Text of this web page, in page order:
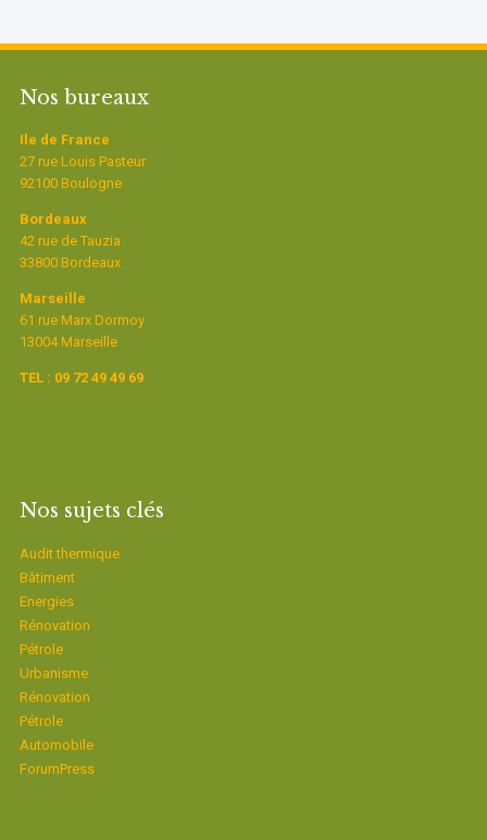
Nos bureaux
Ile de France
27 rue Louis Pasteur
92100 Boulogne
Bordeaux
42 rue de Tauzia
33800 Bordeaux
Marseille
61 rue Marx Dormoy
13004 Marseille
TEL : 09 72 49 49 69
Nos sujets clés
Audit thermique
Bâtiment
Energies
Rénovation
Pétrole
Urbanisme
Rénovation
Pétrole
Automobile
ForumPress